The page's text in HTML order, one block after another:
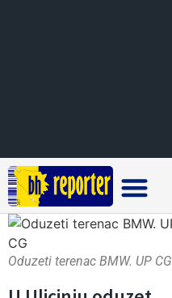
Oduzeti terenac BMW. UP CG